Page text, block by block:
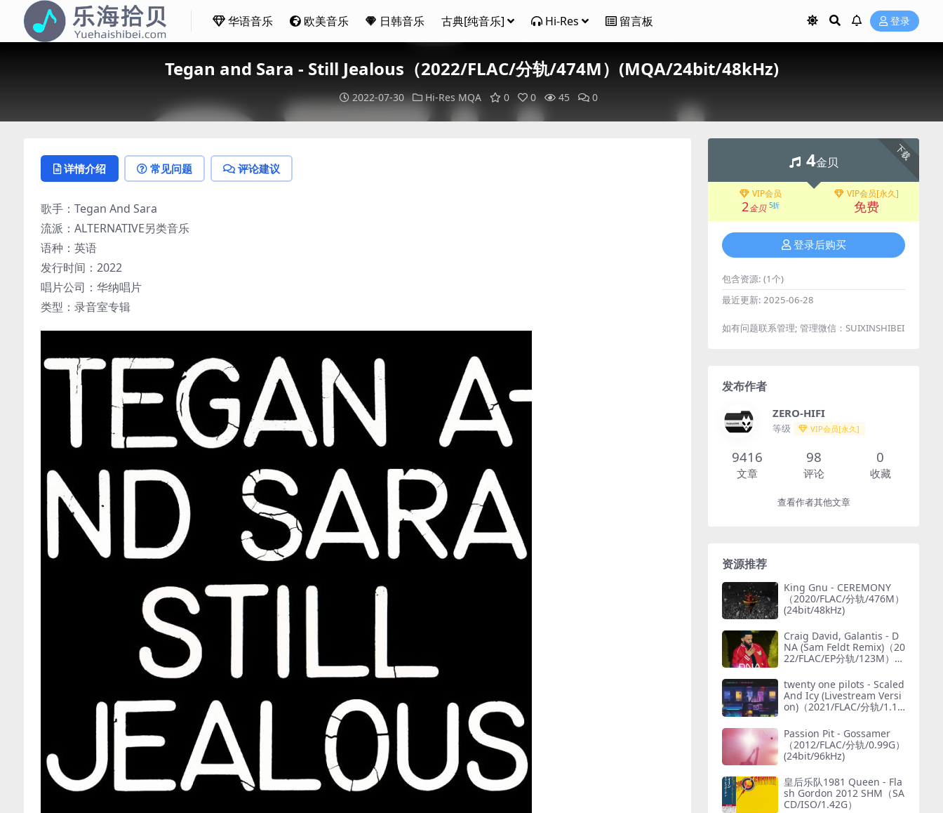
华语音乐 欧美音乐 日韩音乐 古典[纯音乐] Hi-Res 留言板 登录
Tegan and Sara - Still Jealous（2022/FLAC/分轨/474M）(MQA/24bit/48kHz)
2022-07-30 Hi-Res MQA 0 0 45 0
详情介绍 常见问题 评论建议
歌手：Tegan And Sara
流派：ALTERNATIVE另类音乐
语种：英语
发行时间：2022
唱片公司：华纳唱片
类型：录音室专辑
下载
4金贝
VIP会员
2金贝 5折
VIP会员[永久]
免费
登录后购买
包含资源: (1个)
最近更新: 2025-06-28
如有问题联系管理; 管理微信：SUIXINSHIBEI
发布作者
ZERO-HIFI
等级 VIP会员[永久]
9416
文章
98
评论
0
收藏
查看作者其他文章
资源推荐
King Gnu - CEREMONY
（2020/FLAC/分轨/476M）
(24bit/48kHz)
Craig David, Galantis - D
NA (Sam Feldt Remix)（20
22/FLAC/EP分轨/123M）
twenty one pilots - Scaled
And Icy (Livestream Versi
on)（2021/FLAC/分轨/1.15
Passion Pit - Gossamer
（2012/FLAC/分轨/0.99G）
(24bit/96kHz)
皇后乐队1981 Queen - Fla
sh Gordon 2012 SHM（SA
CD/ISO/1.42G）